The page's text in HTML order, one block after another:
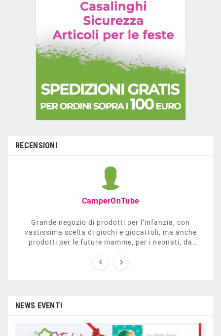
RECENSIONI
CamperOnTube
Grande negozio di prodotti per l’infanzia, con
vastissima scelta di giochi e giocattoli, ma anche
prodotti per le future mamme, per i neonati, da
sezione dedicata all’arredo giardino, giochi all’aperto,
 
NEWS EVENTI